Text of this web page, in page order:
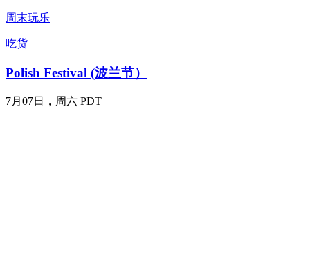
周末玩乐
吃货
Polish Festival (波兰节）
7月07日，周六 PDT